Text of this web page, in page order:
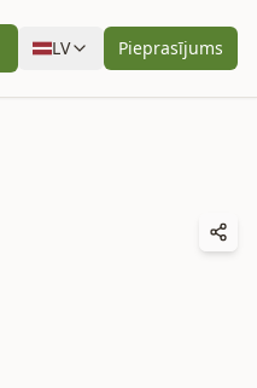
LV Pieprasījums